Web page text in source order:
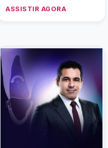
ASSISTIR AGORA